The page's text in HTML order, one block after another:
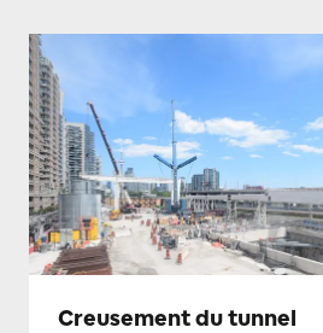
Creusement du tunnel